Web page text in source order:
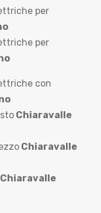
per
per
con
Chiaravalle
Chiaravalle
Chiaravalle